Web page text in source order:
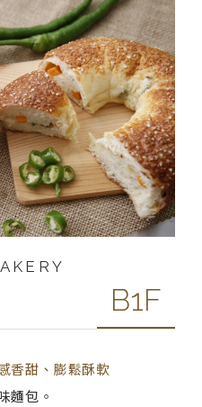
B1F
香甜、膨鬆酥軟
麵包。